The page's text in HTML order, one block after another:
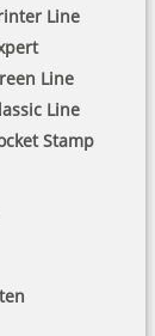
Line
Line
Line
Stamp
Weise zeigen,
Ihnen
das